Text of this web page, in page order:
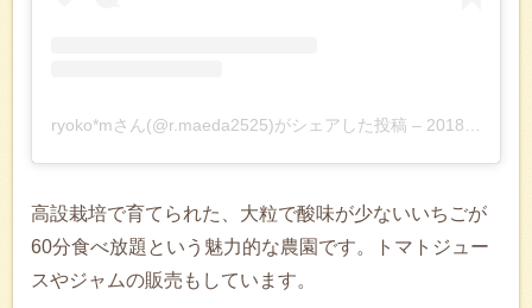
ryoko*mさん(@r.maeda2525)がシェアした投稿 – 2018年 3月月3日午前1時24分PST
高設栽培で育てられた、大粒で酸味が少ないいちごが
60分食べ放題という魅力的な農園です。トマトジュー
スやジャムの販売もしています。